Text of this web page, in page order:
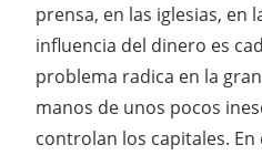
prensa, en las iglesias, en
influencia del dinero es
problema radica en la
manos de unos pocos
controlan los capitales.